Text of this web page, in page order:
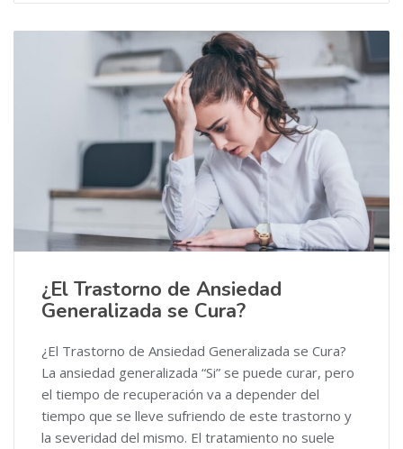
¿El Trastorno de Ansiedad
Generalizada se Cura?
¿El Trastorno de Ansiedad Generalizada se Cura?
La ansiedad generalizada “Si” se puede curar, pero
el tiempo de recuperación va a depender del
tiempo que se lleve sufriendo de este trastorno y
la severidad del mismo. El tratamiento no suele